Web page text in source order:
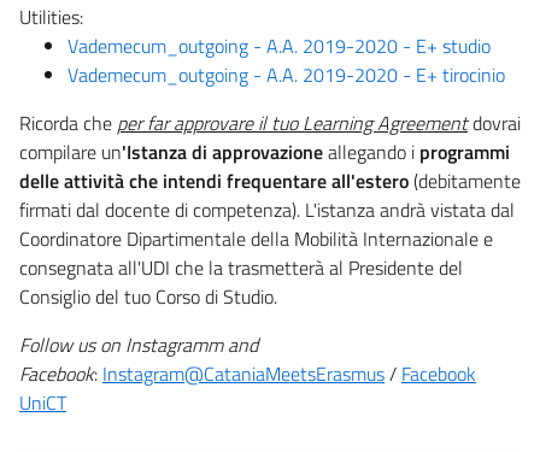
Utilities:
Vademecum_outgoing - A.A. 2019-2020 - E+ studio
Vademecum_outgoing - A.A. 2019-2020 - E+ tirocinio
Ricorda che per far approvare il tuo Learning Agreementdovrai
compilare un'Istanza di approvazioneallegando i programmi
delle attività che intendi frequentare all'estero(debitamente
firmati dal docente di competenza). L'istanza andrà vistata dal
Coordinatore Dipartimentale della Mobilità Internazionale e
consegnata all'UDI che la trasmetterà al Presidente del
Consiglio del tuo Corso di Studio.
Follow us on Instagramm and
Facebook: Instagram@CataniaMeetsErasmus/ Facebook
UniCT